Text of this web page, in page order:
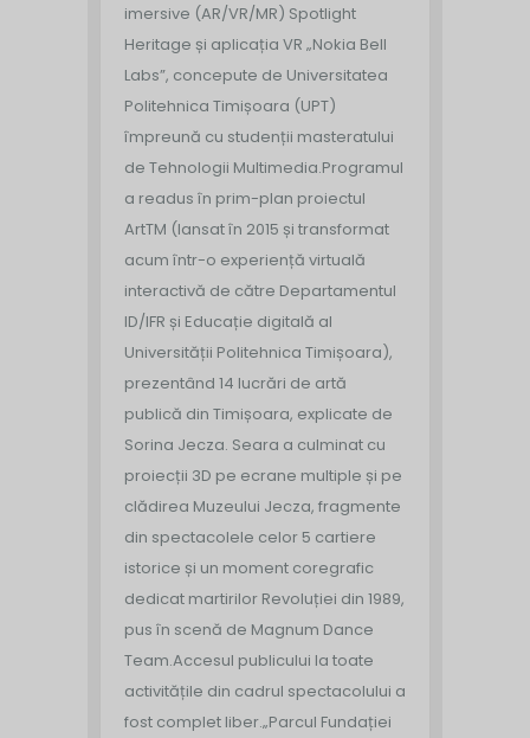
imersive (AR/VR/MR) Spotlight
Heritage și aplicația VR „Nokia Bell
Labs”, concepute de Universitatea
Politehnica Timișoara (UPT)
împreună cu studenții masteratului
de Tehnologii Multimedia.Programul
a readus în prim-plan proiectul
ArtTM (lansat în 2015 și transformat
acum într-o experiență virtuală
interactivă de către Departamentul
ID/IFR și Educație digitală al
Universității Politehnica Timișoara),
prezentând 14 lucrări de artă
publică din Timișoara, explicate de
Sorina Jecza. Seara a culminat cu
proiecții 3D pe ecrane multiple și pe
clădirea Muzeului Jecza, fragmente
din spectacolele celor 5 cartiere
istorice și un moment coregrafic
dedicat martirilor Revoluției din 1989,
pus în scenă de Magnum Dance
Team.Accesul publicului la toate
activitățile din cadrul spectacolului a
fost complet liber.„Parcul Fundației